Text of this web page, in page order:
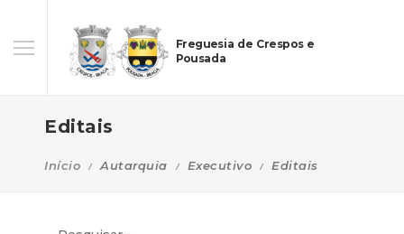
Freguesia de Crespos e
Pousada
Editais
Início Autarquia Executivo Editais